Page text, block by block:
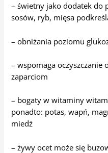
– świetny jako dodatek do
sosów, ryb, mięsa
– obniżania poziomu
– wspomaga oczyszczanie
zaparciom
– bogaty w witaminy
ponadto: potas, wapń,
miedź
– żywy ocet może się